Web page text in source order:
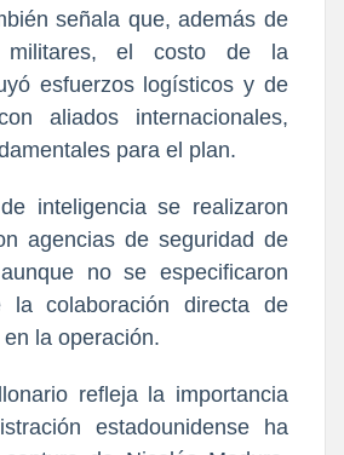
señala que, además de
militares, el costo de la
esfuerzos logísticos y de
aliados internacionales,
para el plan.
inteligencia se realizaron
agencias de seguridad de
no se especificaron
la colaboración directa de
la operación.
refleja la importancia
estadounidense ha